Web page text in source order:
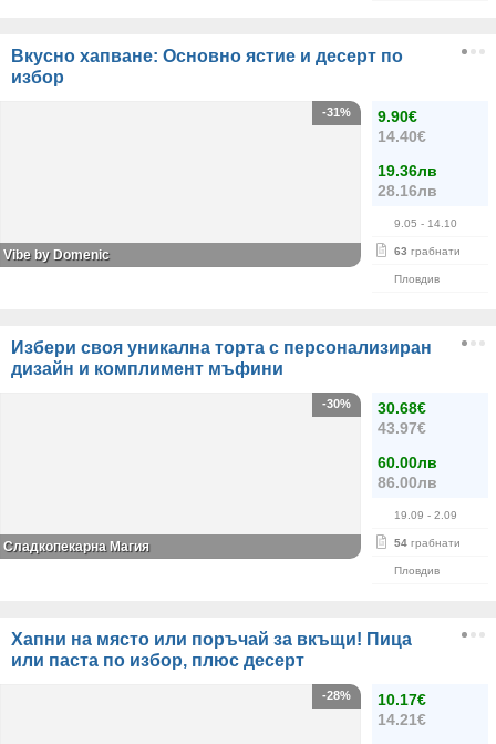
Вкусно хапване: Основно ястие и десерт по
избор
9.90€
14.40€
19.36лв
28.16лв
9.05 - 14.10
63 грабнати
Пловдив
-31%
Vibe by Domenic
Избери своя уникална торта с персонализиран
дизайн и комплимент мъфини
30.68€
43.97€
60.00лв
86.00лв
19.09 - 2.09
54 грабнати
Пловдив
-30%
Сладкопекарна Магия
Хапни на място или поръчай за вкъщи! Пица
или паста по избор, плюс десерт
10.17€
14.21€
-28%